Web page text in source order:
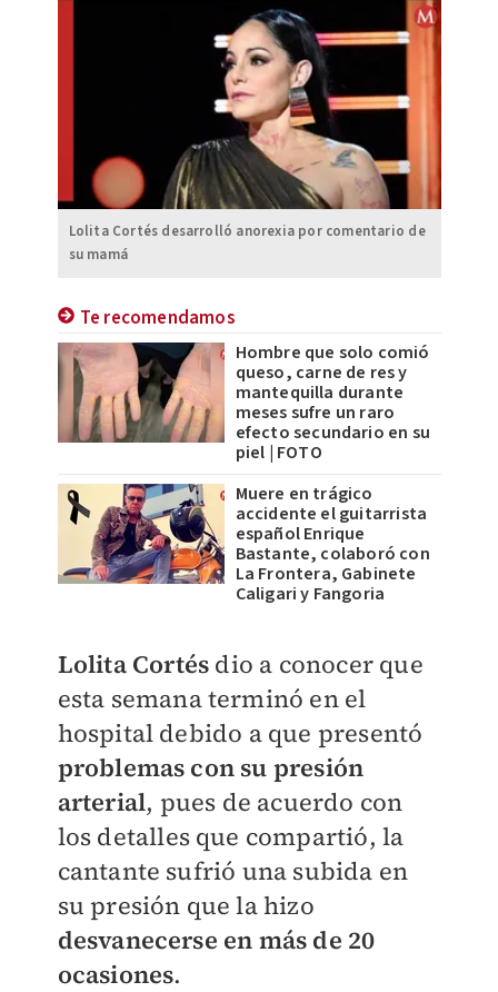
Lolita Cortés desarrolló anorexia por comentario de
su mamá
Te recomendamos
Hombre que solo comió
queso, carne de res y
mantequilla durante
meses sufre un raro
efecto secundario en su
piel | FOTO
Muere en trágico
accidente el guitarrista
español Enrique
Bastante, colaboró con
La Frontera, Gabinete
Caligari y Fangoria
Lolita Cortés dio a conocer que
esta semana terminó en el
hospital debido a que presentó
problemas con su presión
arterial, pues de acuerdo con
los detalles que compartió, la
cantante sufrió una subida en
su presión que la hizo
desvanecerse en más de 20
ocasiones.